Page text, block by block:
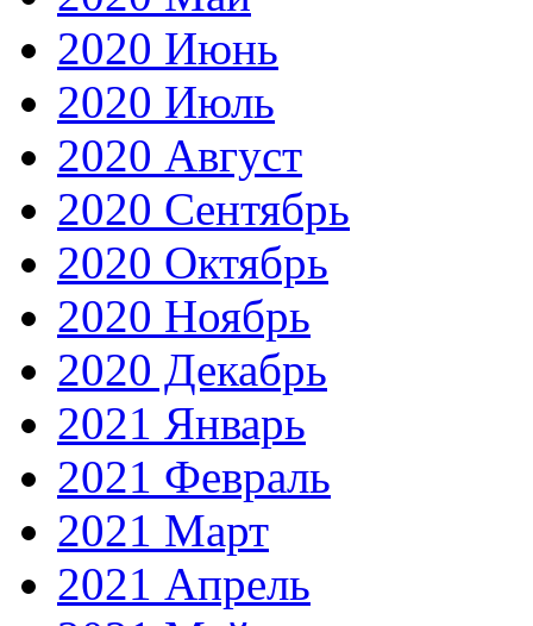
2020 Июнь
2020 Июль
2020 Август
2020 Сентябрь
2020 Октябрь
2020 Ноябрь
2020 Декабрь
2021 Январь
2021 Февраль
2021 Март
2021 Апрель